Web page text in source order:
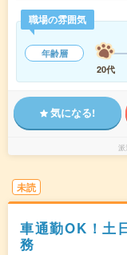
職場の雰囲気
年齢層
20代
気になる!
派
未読
車通勤OK！土
務